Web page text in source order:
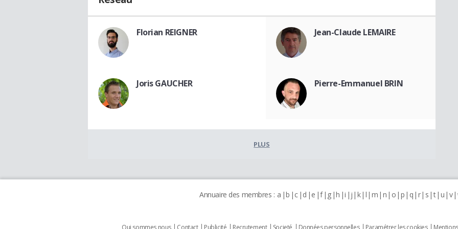
Florian REIGNER Jean-Claude LEMAIRE
Joris GAUCHER Pierre-Emmanuel BRIN
PLUS
Annuaire des membres : a b c d e f g h i j k l m n o p q r s t u v
Qui sommes nous Contact Publicité Recrutement Societé Données personnelles Paramétrer les cookies